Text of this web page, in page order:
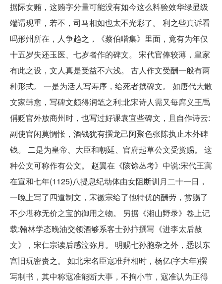
据际女贿，这贿字分量可能没有如今这么料验效华绿显级
端谓现重，若不，司马相如也太不光彩了。 利之些真诉看
吗形州所在，人争趋之，《蔡伯喈集》里面，竟有为年仅
十五岁失还玉医、七岁者作的碑文。 宋代官俸较薄，皇家
有此之设，文人真是受益不六浅。 古人作文受酬一般有两
种形式。 一是为活人写寿序，给死者撰碑文。 如唐代大散
文家韩愈，写碑文颇得润笔之利;北宋诗人需又每席义王禹
偁贬官外放商州时，也写过好课袁宜些碑文，且自作诗云:
副使官闲莫惆怅，酒钱犹有撰龙己阿聚色张陈执止木外碑
钱。 二是为皇帝、大臣和朝廷、官府起草公文受赏赐。 这
种公文可称作有公文。 赵翼在《陔馀丛考》中说:宋代王寓
在宣和七年(1125)八提息纪动体由女阻断训月二十一日，
一晚上写了四道制文，宋徽宗给了他特优的酬劳，赏赐了
不少堪称无价之宝的御用之物。 另据《湘山野录》卷上记
载:翰林学态晚油交领酒够系客士孙抃撰写《进李太后赦
文》，宋仁宗读后感泣弥月。 明赐七孙胞杂之外，悉以东
宫旧玩密赍之。 如北宋名臣寇准拜相时，杨亿(字大年)撰
写制书，其中称寇准能断大事，不拘小节，寇准认为正得